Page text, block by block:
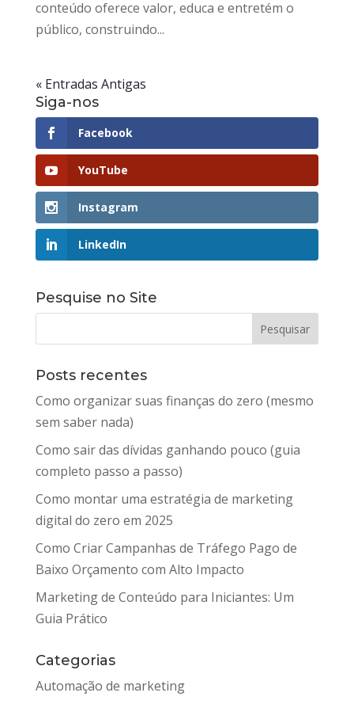
conteúdo oferece valor, educa e entretém o
público, construindo...
« Entradas Antigas
Siga-nos
Facebook
YouTube
Instagram
LinkedIn
Pesquise no Site
Posts recentes
Como organizar suas finanças do zero (mesmo
sem saber nada)
Como sair das dívidas ganhando pouco (guia
completo passo a passo)
Como montar uma estratégia de marketing
digital do zero em 2025
Como Criar Campanhas de Tráfego Pago de
Baixo Orçamento com Alto Impacto
Marketing de Conteúdo para Iniciantes: Um
Guia Prático
Categorias
Automação de marketing